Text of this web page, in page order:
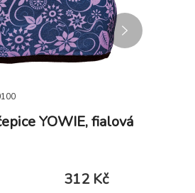
YOWIE, fialová
312 Kč